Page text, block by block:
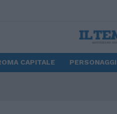
CAPITALE PERSONAGGI